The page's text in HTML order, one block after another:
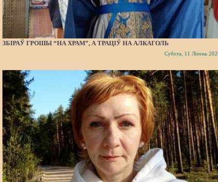
ЗБІРАЎ ГРОШЫ “НА ХРАМ”, А ТРАЦІЎ НА АЛКАГОЛЬ
Субота, 11 Ліпень